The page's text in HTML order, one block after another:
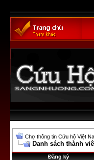
Chợ thông tin Cứu hộ Việt
Danh sách thành
Đăng ký